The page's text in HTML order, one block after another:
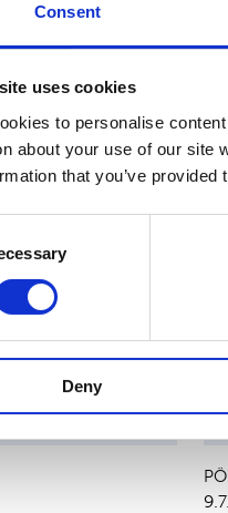
Consent
uses cookies
to personalise
about your use of our site
that you’ve
Deny
uutiset